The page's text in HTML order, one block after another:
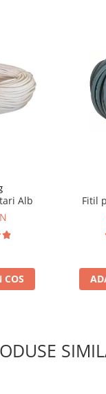
Alb
Fitil